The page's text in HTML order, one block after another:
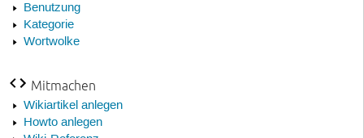
Benutzung
Kategorie
Wortwolke
Mitmachen
Wikiartikel anlegen
Howto anlegen